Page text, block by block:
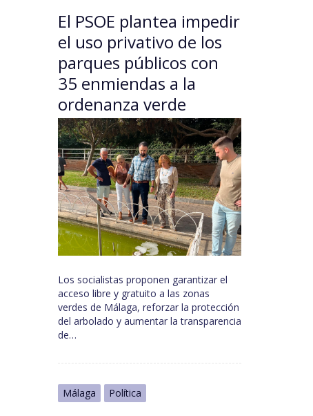
El PSOE plantea impedir
el uso privativo de los
parques públicos con
35 enmiendas a la
ordenanza verde
Los socialistas proponen garantizar el
acceso libre y gratuito a las zonas
verdes de Málaga, reforzar la protección
del arbolado y aumentar la transparencia
de…
Málaga Política